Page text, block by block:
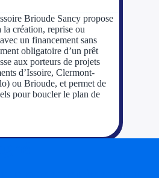
Brioude Sancy propose
création, reprise ou
un financement sans
obligatoire d’un prêt
aux porteurs de projets
d’Issoire, Clermont-
ou Brioude, et permet de
pour boucler le plan de